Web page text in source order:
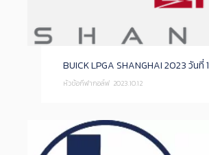
BUICK LPGA SHANGHAI 2023 วันที่ 1
หัวข้อกีฬากอล์ฟ 2023.10.12